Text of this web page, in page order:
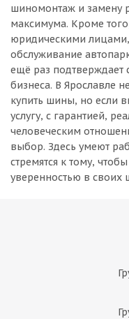
шиномонтаж и замену
максимума. Кроме
юридическими лицами,
обслуживание
ещё раз подтверждает
бизнеса. В Ярославле
купить шины, но если
услугу, с гарантией,
человеческим
выбор. Здесь умеют
стремятся к тому,
уверенностью в своих